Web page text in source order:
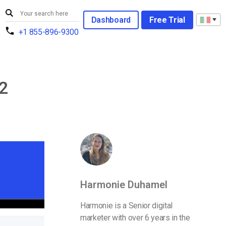
+1 855-896-9300
Dashboard Free Trial
Harmonie Duhamel
Harmonie is a Senior digital
marketer with over 6 years in the